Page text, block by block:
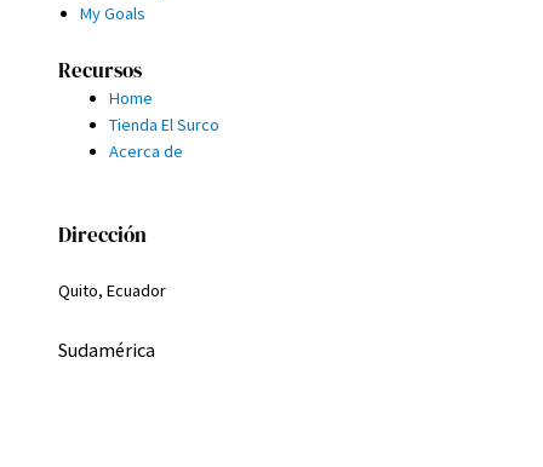
My Goals
Recursos
Home
Tienda El Surco
Acerca de
Dirección
Quito, Ecuador
Sudamérica